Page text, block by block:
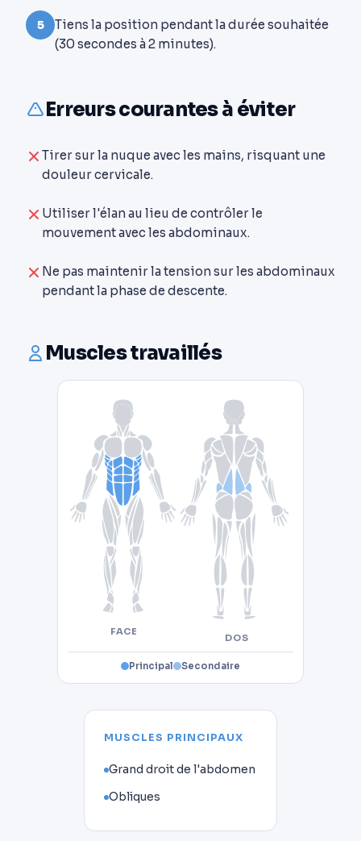
5
Tiens la position pendant la durée souhaitée
(30 secondes à 2 minutes).
Erreurs courantes à éviter
Tirer sur la nuque avec les mains, risquant une
douleur cervicale.
Utiliser l'élan au lieu de contrôler le
mouvement avec les abdominaux.
Ne pas maintenir la tension sur les abdominaux
pendant la phase de descente.
Muscles travaillés
FACE
DOS
Principal Secondaire
MUSCLES PRINCIPAUX
Grand droit de l'abdomen
Obliques